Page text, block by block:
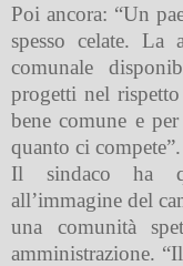
Poi ancora: “Un
spesso celate. La
comunale
progetti nel
bene comune e
quanto ci compete”.
Il sindaco ha
all’immagine del
una comunità
amministrazione.